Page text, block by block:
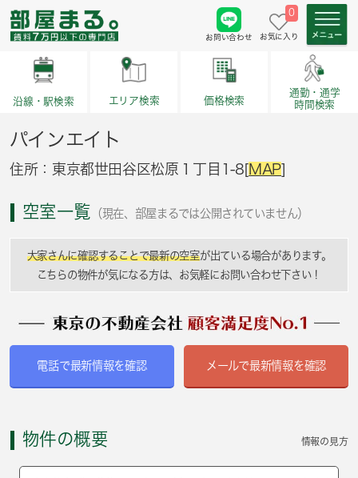
お問い合わせ
0
お気に入り
沿線・駅検索 エリア検索 価格検索
通勤・通学
時間検索
パインエイト
住所：東京都世田谷区松原１丁目1-8[MAP]
空室一覧 （現在、部屋まるでは公開されていません）
大家さんに確認することで最新の空室が出ている場合があります。
こちらの物件が気になる方は、お気軽にお問い合わせ下さい！
電話で最新情報を確認 メールで最新情報を確認
物件の概要 情報の見方